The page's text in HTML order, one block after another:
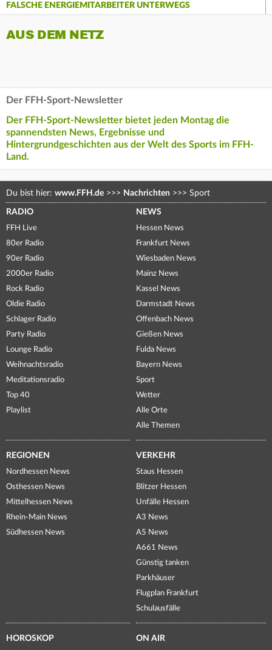
FALSCHE ENERGIEMITARBEITER UNTERWEGS
AUS DEM NETZ
Der FFH-Sport-Newsletter
Der FFH-Sport-Newsletter bietet jeden Montag die
spannendsten News, Ergebnisse und
Hintergrundgeschichten aus der Welt des Sports im FFH-
Land.
Du bist hier: www.FFH.de >>> Nachrichten >>> Sport
RADIO
FFH Live
80er Radio
90er Radio
2000er Radio
Rock Radio
Oldie Radio
Schlager Radio
Party Radio
Lounge Radio
Weihnachtsradio
Meditationsradio
Top 40
Playlist
NEWS
Hessen News
Frankfurt News
Wiesbaden News
Mainz News
Kassel News
Darmstadt News
Offenbach News
Gießen News
Fulda News
Bayern News
Sport
Wetter
Alle Orte
Alle Themen
REGIONEN
Nordhessen News
Osthessen News
Mittelhessen News
Rhein-Main News
Südhessen News
VERKEHR
Staus Hessen
Blitzer Hessen
Unfälle Hessen
A3 News
A5 News
A661 News
Günstig tanken
Parkhäuser
Flugplan Frankfurt
Schulausfälle
HOROSKOP ON AIR